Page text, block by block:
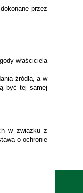
przez
właściciela
źródła, a w
być tej samej
w związku z
o ochronie